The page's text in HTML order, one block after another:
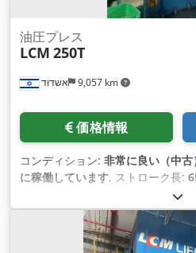
אשדוד 9,057 km
油圧プレス
LCM 250T
価格情報
コンディション: 非常に良い（中古
に稼働しています, ストローク長:
, 装備:
ル,